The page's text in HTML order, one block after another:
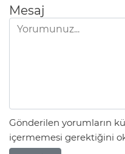
Mesaj
Gönderilen yorumların
içermemesi gerektiğini